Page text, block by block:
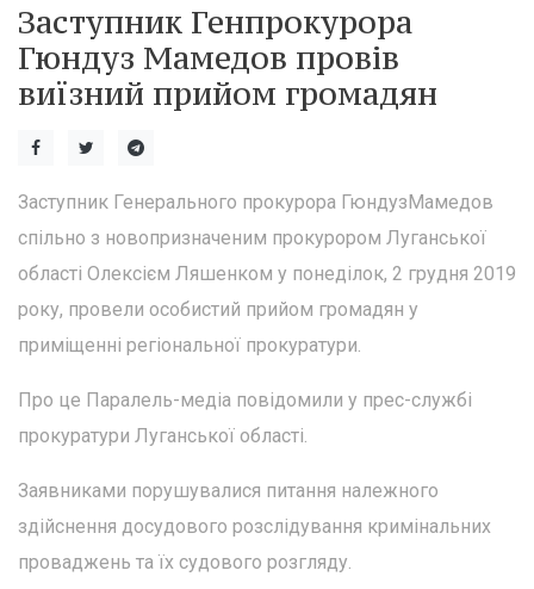
Заступник Генпрокурора
Гюндуз Мамедов провів
виїзний прийом громадян
Заступник Генерального прокурора ГюндузМамедов
спільно з новопризначеним прокурором Луганської
області Олексієм Ляшенком у понеділок, 2 грудня 2019
року, провели особистий прийом громадян у
приміщенні регіональної прокуратури.
Про це Паралель-медіа повідомили у прес-службі
прокуратури Луганської області.
Заявниками порушувалися питання належного
здійснення досудового розслідування кримінальних
проваджень та їх судового розгляду.